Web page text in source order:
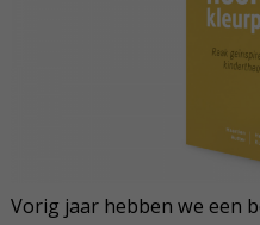
Vorig jaar hebben we een